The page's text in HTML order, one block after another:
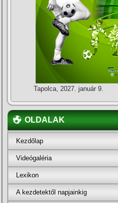
Tapolca, 2027. január 9.
OLDALAK
Kezdőlap
Videógaléria
Lexikon
A kezdetektől napjainkig